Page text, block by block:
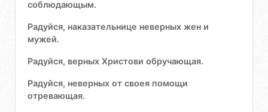
соблюдающым.
Радуйся, наказательнице неверных жен и
мужей.
Радуйся, верных Христови обручающая.
Радуйся, неверных от своея помощи
отревающая.